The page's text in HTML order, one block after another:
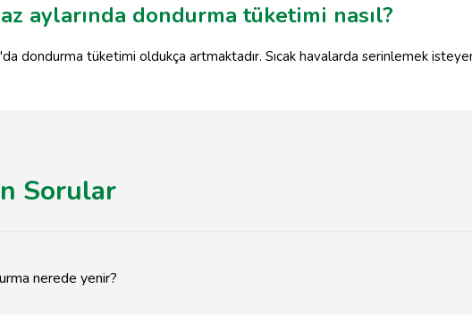
aylarında dondurma tüketimi nasıl?
dondurma tüketimi oldukça artmaktadır. Sıcak havalarda serinlemek
Sorular
nerede yenir?